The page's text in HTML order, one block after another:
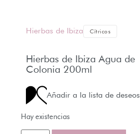
Hierbas de Ibiza Cítricos
Hierbas de Ibiza Agua de
Colonia 200ml
Añadir a la lista de deseos
Hay existencias